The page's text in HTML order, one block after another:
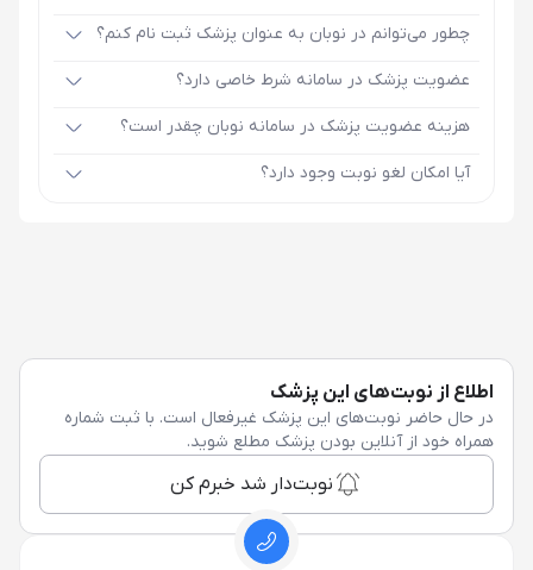
چطور می‌توانم در نوبان به عنوان پزشک ثبت نام کنم؟
عضویت پزشک در سامانه شرط خاصی دارد؟
هزینه عضویت پزشک در سامانه نوبان چقدر است؟
آیا امکان لغو نوبت وجود دارد؟
اطلاع از نوبت‌های این پزشک
در حال حاضر نوبت‌های این پزشک غیرفعال است. با ثبت شماره
همراه خود از آنلاین بودن پزشک مطلع شوید.
نوبت‌دار شد خبرم کن